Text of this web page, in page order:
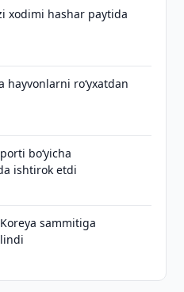
xodimi hashar paytida
hayvonlarni ro‘yxatdan
bo‘yicha
ishtirok etdi
sammitiga